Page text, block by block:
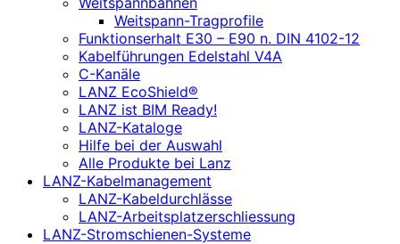
Weitspann-Tragprofile
Funktionserhalt E30 – E90 n. DIN 4102-12
Kabelführungen Edelstahl V4A
C-Kanäle
LANZ EcoShield®
LANZ ist BIM Ready!
LANZ-Kataloge
Hilfe bei der Auswahl
Alle Produkte bei Lanz
LANZ-Kabelmanagement
LANZ-Kabeldurchlässe
LANZ-Arbeitsplatzerschliessung
LANZ-Stromschienen-Systeme